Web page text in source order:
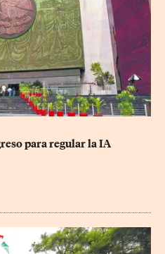
para regular la IA